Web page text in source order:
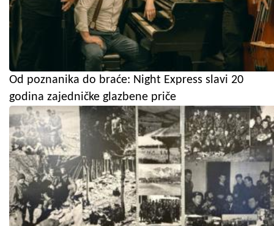
Od poznanika do braće: Night Express slavi 20
godina zajedničke glazbene priče